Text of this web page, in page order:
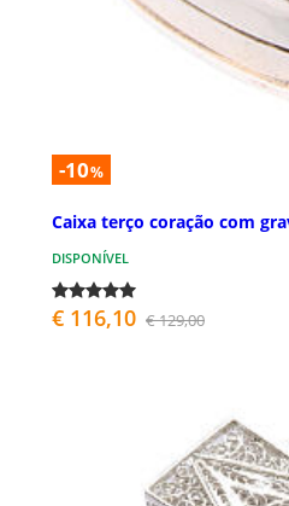
-10%
Caixa terço coração com
DISPONÍVEL
€ 116,10 € 129,00